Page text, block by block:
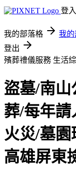
登入
我的部落格 我的
登出
殯葬禮儀服務 生活
盜墓/南
葬/每年
火災/墓
高雄屏東